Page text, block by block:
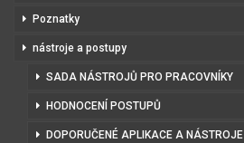
Poznatky
nástroje a postupy
SADA NÁSTROJŮ PRO PRACOVNÍKY
HODNOCENÍ POSTUPŮ
DOPORUČENÉ APLIKACE A NÁSTROJE